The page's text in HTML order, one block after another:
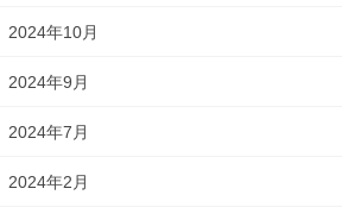
2024年10月
2024年9月
2024年7月
2024年2月